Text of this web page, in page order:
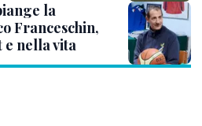
la
Franceschin,
nella vita